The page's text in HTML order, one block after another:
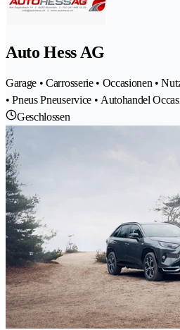
Auto Hess AG
Garage • Carrosserie • Occasionen •
• Pneus Pneuservice • Autohandel
Geschlossen